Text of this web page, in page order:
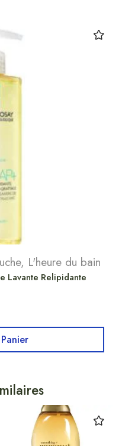
, L'heure du bain
Lavante Relipidante